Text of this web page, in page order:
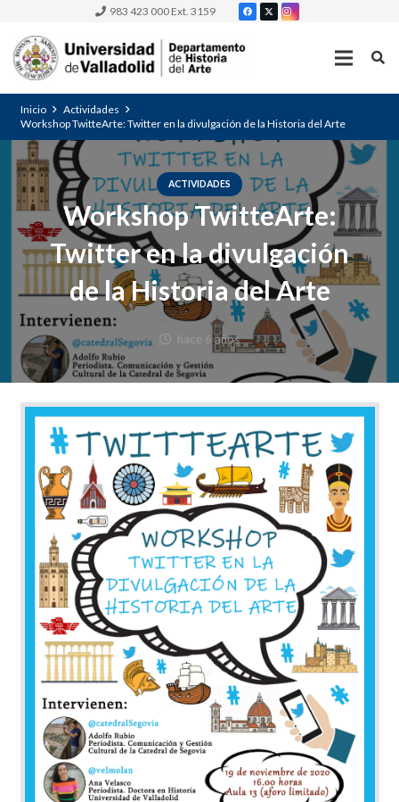
983 423 000 Ext. 3159
Inicio
Actividades
Workshop TwitteArte: Twitter en la divulgación de la Historia del Arte
ACTIVIDADES
Workshop TwitteArte:
Twitter en la divulgación
de la Historia del Arte
hace 6 años